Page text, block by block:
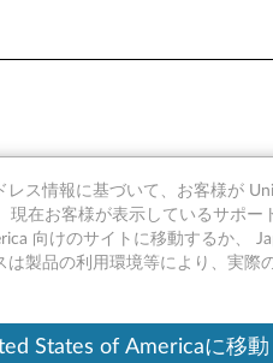
ィリティ
レス情報に基づいて、お客様が
現在お客様が表示しているサポー
向けのサイトに移動するか、
製品の利用環境等により、実際
States of Americaに移動